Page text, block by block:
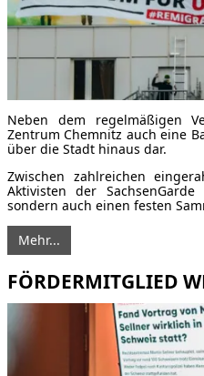
Neben dem regelmäßigen
Zentrum Chemnitz auch eine
über die Stadt hinaus dar.
Zwischen zahlreichen
Aktivisten der
sondern auch einen festen
Mehr...
FÖRDERMITGLIED